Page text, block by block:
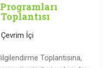
Programları
Çevrim İçi
Toplantısına,